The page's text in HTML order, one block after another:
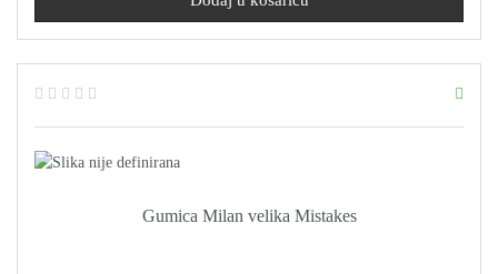
Gumica Milan velika Mistakes